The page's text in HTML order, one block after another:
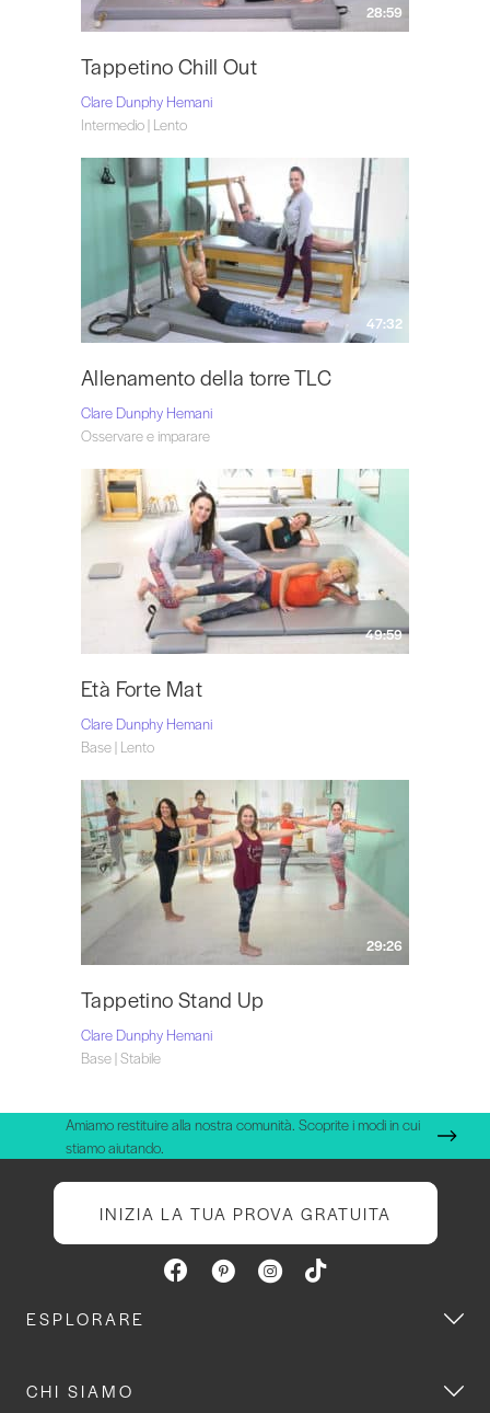
28:59
Tappetino Chill Out
Clare Dunphy Hemani
Intermedio | Lento
47:32
Allenamento della torre TLC
Clare Dunphy Hemani
Osservare e imparare
49:59
Età Forte Mat
Clare Dunphy Hemani
Base | Lento
29:26
Tappetino Stand Up
Clare Dunphy Hemani
Base | Stabile
Amiamo restituire alla nostra comunità. Scoprite i modi in cui
stiamo aiutando.
INIZIA LA TUA PROVA GRATUITA
ESPLORARE
CHI SIAMO